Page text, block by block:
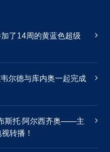
了14周的黄蓝色超级
尔德与库内奥一起完成
斯托·阿尔西齐奥——主
转播！